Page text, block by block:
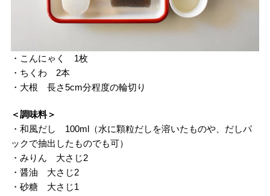
・こんにゃく 1枚
・ちくわ 2本
・大根 長さ5cm分程度の輪切り
＜調味料＞
・和風だし 100ml（水に顆粒だしを溶いたものや、だしパ
ックで抽出したものでも可）
・みりん 大さじ2
・醤油 大さじ2
・砂糖 大さじ1